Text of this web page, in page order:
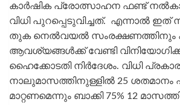
കാർഷിക പ്രോത്സാഹന ഫണ്ട്
വിധി പുറപ്പെടുവിച്ചത്. എന്നാൽ ഇത്
തുക നെൽവയൽ സംരക്ഷണത്തിനും
ആവശ്യങ്ങൾക്ക് വേണ്ടി
ഹൈക്കോടതി നിർദേശം. വിധി
നാലുമാസത്തിനുള്ളിൽ 25 ശതമാനം
മാറ്റണമെന്നും ബാക്കി 75% 12